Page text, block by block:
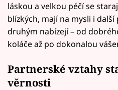
láskou a velkou péčí se
blízkých, mají na mysli i
druhým nabízejí – od
koláče až po dokonalou
Partnerské vztahy
věrnosti